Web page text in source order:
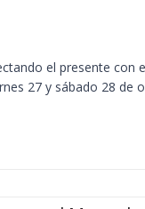
el presente con
27 y sábado 28 de